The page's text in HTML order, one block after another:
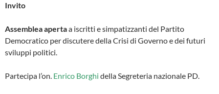
Invito
Assemblea apertaa iscritti e simpatizzanti del Partito
Democratico per discutere della Crisi di Governo e dei futuri
sviluppi politici.
Partecipa l’on. Enrico Borghi della Segreteria nazionale PD.